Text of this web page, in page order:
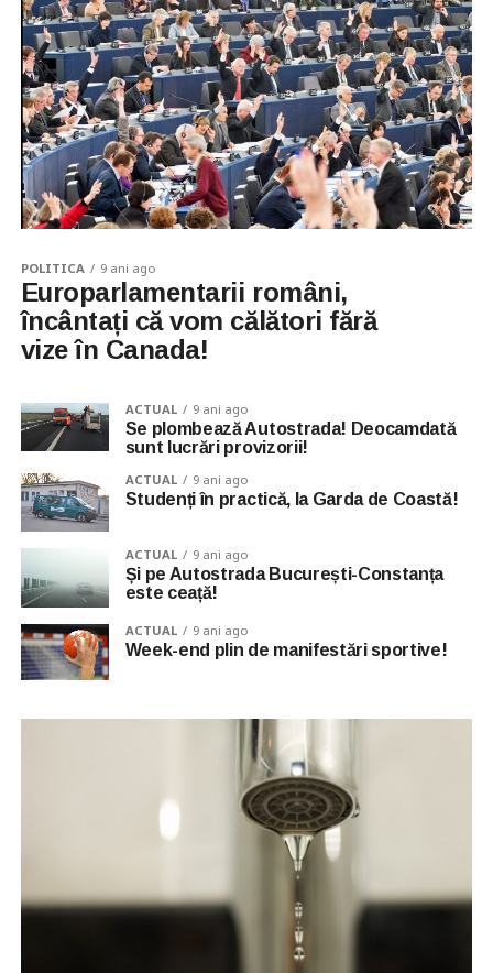
POLITICA 9 ani ago
Europarlamentarii români,
încântați că vom călători fără
vize în Canada!
ACTUAL 9 ani ago
Se plombează Autostrada! Deocamdată
sunt lucrări provizorii!
ACTUAL 9 ani ago
Studenți în practică, la Garda de Coastă!
ACTUAL 9 ani ago
Și pe Autostrada București-Constanța
este ceață!
ACTUAL 9 ani ago
Week-end plin de manifestări sportive!